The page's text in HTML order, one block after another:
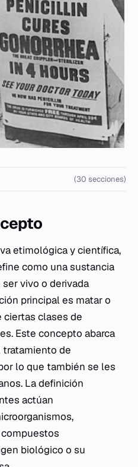
(30 secciones)
etimológica y científica,
como una sustancia
vivo o derivada
principal es matar o
ciertas clases de
Este concepto abarca
de
lo que también se les
La definición
actúan
biológico o su